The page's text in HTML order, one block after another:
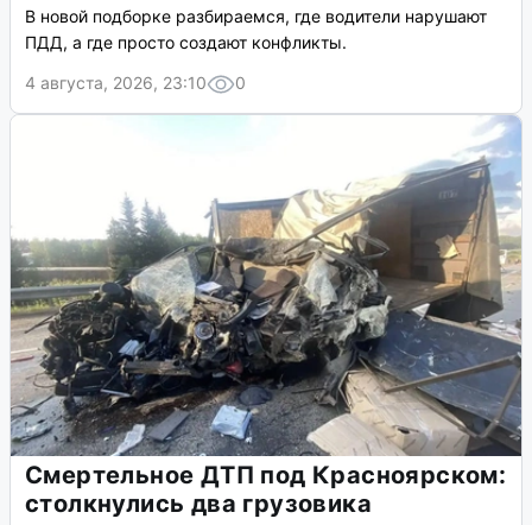
В новой подборке разбираемся, где водители нарушают
ПДД, а где просто создают конфликты.
4 августа, 2026, 23:10
0
Смертельное ДТП под Красноярском:
столкнулись два грузовика